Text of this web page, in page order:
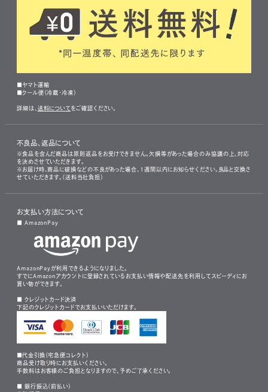
■ヤマト運輸
■クール便（冷蔵・冷凍）
詳細は、 送料について をご確認ください。
不良品、返品について
※食品を含んだ商品は原則返品をお受けできません。欠損等があった場合のみ協議の上、対応
を決めさせていただきます。
※お届け時、商品に破損などの不良があった場合、1週間以内にお知らせください。良品と交換さ
せていただきます。（送料当社負担）
お支払い方法について
■ AmazonPay
AmazonPayが利用できるようになりました。
すでにAmazonアカウントに登録されているお支払い情報や配送先を利用してスピーディにお
買い物ができます。
■ クレジットカード決済
下記のクレジットカードでお支払いいただけます。
■代金引換（宅急便コレクト）
商品受け取り時にお支払いください。
手数料はお客様のご負担となりますので、予めご了承ください。
■ 銀行振込（前払い）